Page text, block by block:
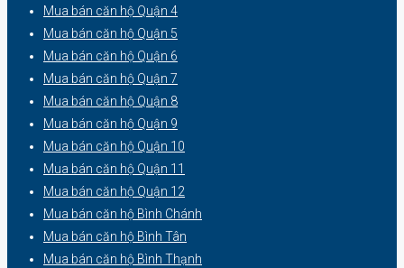
Mua bán căn hộ Quận 4
Mua bán căn hộ Quận 5
Mua bán căn hộ Quận 6
Mua bán căn hộ Quận 7
Mua bán căn hộ Quận 8
Mua bán căn hộ Quận 9
Mua bán căn hộ Quận 10
Mua bán căn hộ Quận 11
Mua bán căn hộ Quận 12
Mua bán căn hộ Bình Chánh
Mua bán căn hộ Bình Tân
Mua bán căn hộ Bình Thạnh